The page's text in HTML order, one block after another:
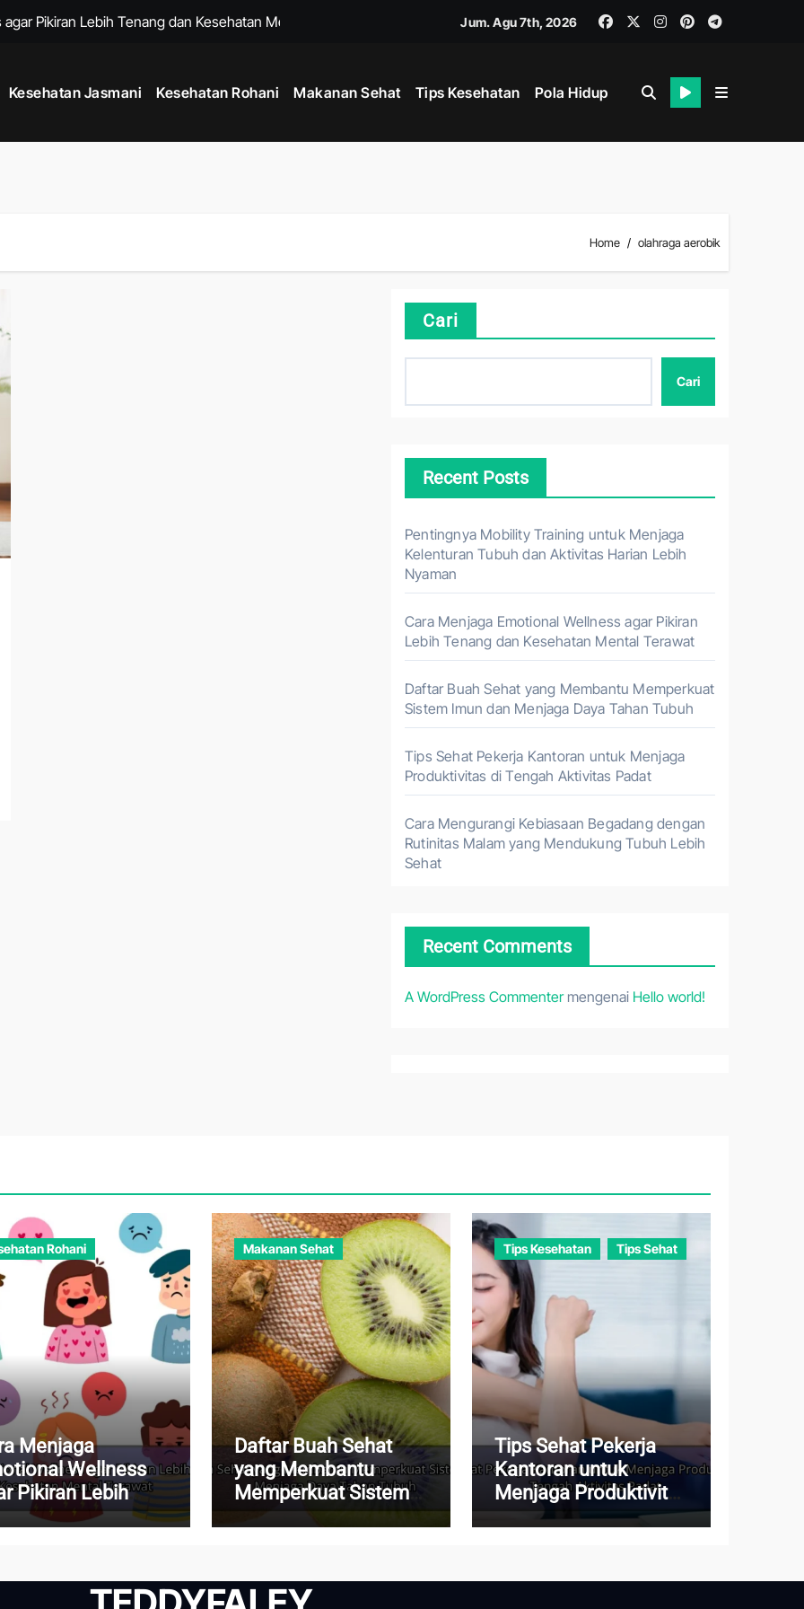
Pikiran Lebih Tenang dan Kesehatan Mental Terawat
Menjaga Produktivitas di Tengah Aktivitas Padat
Menjaga Kesehatan Tubuh Setiap Hari
dengan Kebiasaan Sederhana yang Bisa Dilakukan Setiap Hari
Menjaga Energi Stabil dari Pagi hingga Malam
Menjaga Kelenturan Tubuh dan Aktivitas Harian Lebih Nyaman
Jum. Agu 7th, 2026
Kesehatan Jasmani Kesehatan Rohani Makanan Sehat Tips Kesehatan Pola Hidup
Home olahraga aerobik
Cari
Cari
Recent Posts
Pentingnya Mobility Training untuk Menjaga
Kelenturan Tubuh dan Aktivitas Harian Lebih
Nyaman
Cara Menjaga Emotional Wellness agar Pikiran
Lebih Tenang dan Kesehatan Mental Terawat
Daftar Buah Sehat yang Membantu Memperkuat
Sistem Imun dan Menjaga Daya Tahan Tubuh
Tips Sehat Pekerja Kantoran untuk Menjaga
Produktivitas di Tengah Aktivitas Padat
Cara Mengurangi Kebiasaan Begadang dengan
Rutinitas Malam yang Mendukung Tubuh Lebih
Sehat
Recent Comments
A WordPress Commentermengenai Hello world!
Rohani
Menjaga
Wellness
Pikiran Lebih
dan
Makanan Sehat
Daftar Buah Sehat
yang Membantu
Memperkuat Sistem
Imun dan Menjaga
Tips Kesehatan Tips Sehat
Tips Sehat Pekerja
Kantoran untuk
Menjaga Produktivitas
di Tengah Aktivitas